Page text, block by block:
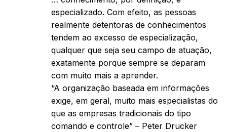
especializado. Com efeito, as pessoas
realmente detentoras de conhecimentos
tendem ao excesso de especialização,
qualquer que seja seu campo de atuação,
exatamente porque sempre se deparam
com muito mais a aprender.
“A organização baseada em informações
exige, em geral, muito mais especialistas do
que as empresas tradicionais do tipo
comando e controle” – Peter Drucker